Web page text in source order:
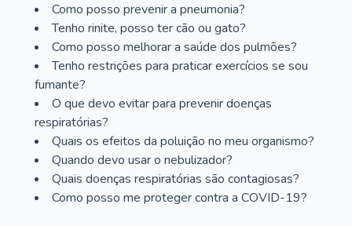
Como posso prevenir a pneumonia?
Tenho rinite, posso ter cão ou gato?
Como posso melhorar a saúde dos pulmões?
Tenho restrições para praticar exercícios se sou
fumante?
O que devo evitar para prevenir doenças
respiratórias?
Quais os efeitos da poluição no meu organismo?
Quando devo usar o nebulizador?
Quais doenças respiratórias são contagiosas?
Como posso me proteger contra a COVID-19?